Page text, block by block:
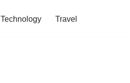
Technology Travel